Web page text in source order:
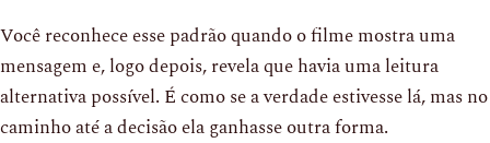
Você reconhece esse padrão quando o filme mostra uma
mensagem e, logo depois, revela que havia uma leitura
alternativa possível. É como se a verdade estivesse lá, mas no
caminho até a decisão ela ganhasse outra forma.